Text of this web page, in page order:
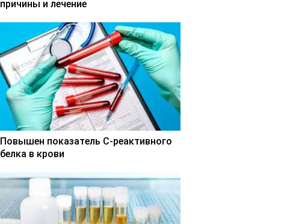
причины и лечение
Повышен показатель С-реактивного
белка в крови